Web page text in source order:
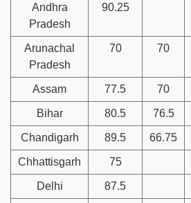
Andhra
Pradesh
90.25
Arunachal
Pradesh
70 70
Assam 77.5 70
Bihar 80.5 76.5
Chandigarh 89.5 66.75
Chhattisgarh 75
Delhi 87.5